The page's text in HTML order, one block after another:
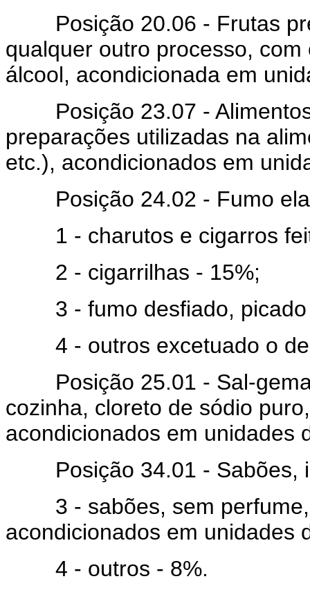
Posição 20.06 - Frutas
qualquer outro processo,
álcool, acondicionada em
Posição 23.07 - Alimentos
preparações utilizadas na
etc.), acondicionados em
Posição 24.02 - Fumo
1 - charutos e cigarros
2 - cigarrilhas - 15%;
3 - fumo desfiado, picado
4 - outros excetuado o de
Posição 25.01 - Sal-gema
cozinha, cloreto de sódio
acondicionados em unidades
Posição 34.01 - Sabões,
3 - sabões, sem perfume,
acondicionados em unidades
4 - outros - 8%.